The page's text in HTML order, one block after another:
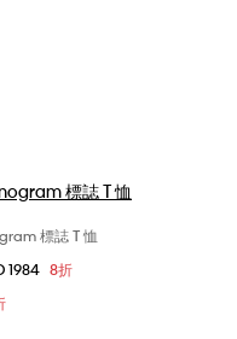
選擇您的尺碼
XS
標誌 T 恤
1984 8折